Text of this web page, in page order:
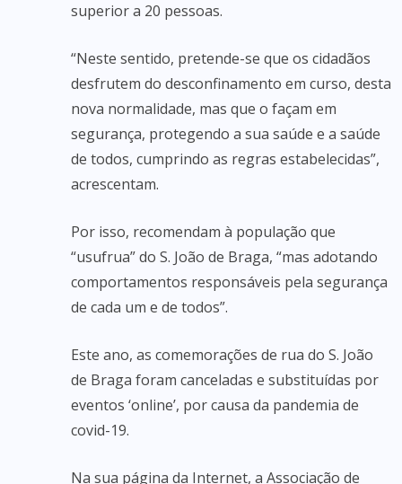
superior a 20 pessoas.
“Neste sentido, pretende-se que os cidadãos
desfrutem do desconfinamento em curso, desta
nova normalidade, mas que o façam em
segurança, protegendo a sua saúde e a saúde
de todos, cumprindo as regras estabelecidas”,
acrescentam.
Por isso, recomendam à população que
“usufrua” do S. João de Braga, “mas adotando
comportamentos responsáveis pela segurança
de cada um e de todos”.
Este ano, as comemorações de rua do S. João
de Braga foram canceladas e substituídas por
eventos ‘online’, por causa da pandemia de
covid-19.
Na sua página da Internet, a Associação de